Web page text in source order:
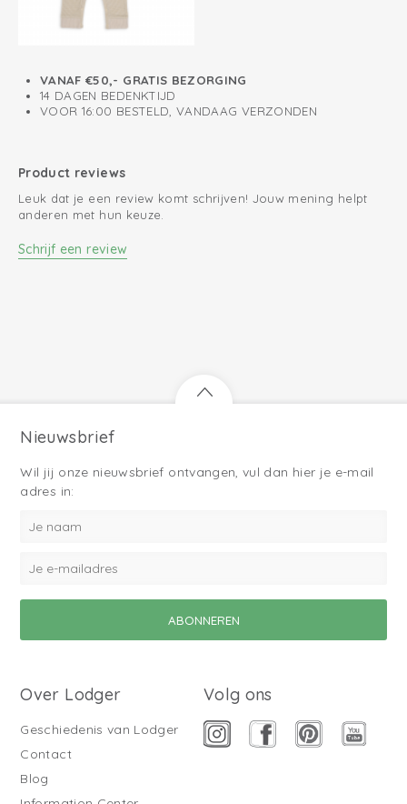
VANAF €50,- GRATIS BEZORGING
14 DAGEN BEDENKTIJD
VOOR 16:00 BESTELD, VANDAAG VERZONDEN
Product reviews
Leuk dat je een review komt schrijven! Jouw mening helpt
anderen met hun keuze.
Schrijf een review
Nieuwsbrief
Wil jij onze nieuwsbrief ontvangen, vul dan hier je e-mail
adres in:
Over Lodger
Geschiedenis van Lodger
Contact
Blog
Volg ons